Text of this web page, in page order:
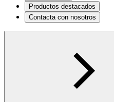
Productos destacados
Contacta con nosotros